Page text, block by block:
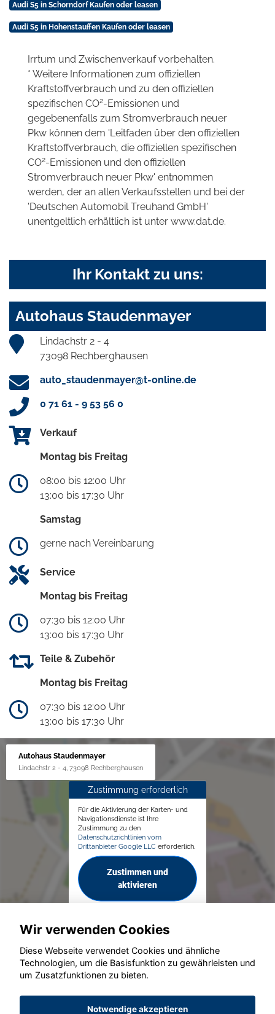
Audi S5 in Schorndorf Kaufen oder leasen
Audi S5 in Hohenstauffen Kaufen oder leasen
Irrtum und Zwischenverkauf vorbehalten.
* Weitere Informationen zum offiziellen
Kraftstoffverbrauch und zu den offiziellen
spezifischen CO2-Emissionen und
gegebenenfalls zum Stromverbrauch neuer
Pkw können dem 'Leitfaden über den offiziellen
Kraftstoffverbrauch, die offiziellen spezifischen
CO2-Emissionen und den offiziellen
Stromverbrauch neuer Pkw' entnommen
werden, der an allen Verkaufsstellen und bei der
'Deutschen Automobil Treuhand GmbH'
unentgeltlich erhältlich ist unter www.dat.de.
Ihr Kontakt zu uns:
Autohaus Staudenmayer
Lindachstr 2 - 4
73098 Rechberghausen
auto_staudenmayer@t-online.de
0 71 61 - 9 53 56 0
Verkauf
Montag bis Freitag
08:00 bis 12:00 Uhr
13:00 bis 17:30 Uhr
Samstag
gerne nach Vereinbarung
Service
Montag bis Freitag
07:30 bis 12:00 Uhr
13:00 bis 17:30 Uhr
Teile & Zubehör
Montag bis Freitag
07:30 bis 12:00 Uhr
13:00 bis 17:30 Uhr
Autohaus Staudenmayer
Lindachstr 2 - 4, 73098 Rechberghausen
Zustimmung erforderlich
Für die Aktivierung der Karten- und
Navigationsdienste ist Ihre
Zustimmung zu den
Datenschutzrichtlinien vom
Drittanbieter Google LLC erforderlich.
Zustimmen und
aktivieren
© konjunkturmotor.de GmbH 2020 - 2026
Wir verwenden Cookies
Diese Webseite verwendet Cookies und ähnliche
Technologien, um die Basisfunktion zu gewährleisten und
um Zusatzfunktionen zu bieten.
Notwendige akzeptieren